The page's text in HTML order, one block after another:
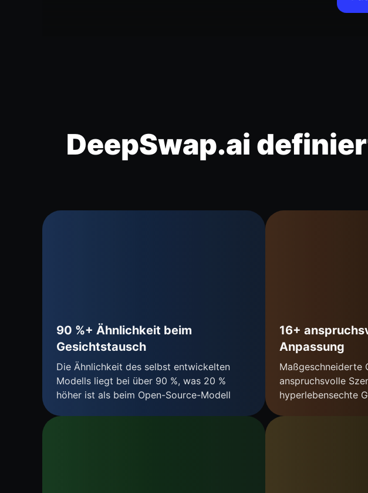
DeepSwap.ai
90 %+ Ähnlichkeit beim
Gesichtstausch
Die Ähnlichkeit des selbst entwickelten
Modells liegt bei über 90 %, was 20 %
höher ist als beim Open-Source-Modell
16+
Anpassung
Maßgeschneiderte
anspruchsvolle
hyperlebensechte